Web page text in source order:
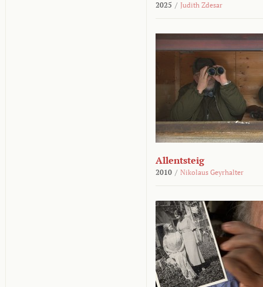
2025 / Judith Zdesar
Allentsteig
2010 / Nikolaus Geyrhalter